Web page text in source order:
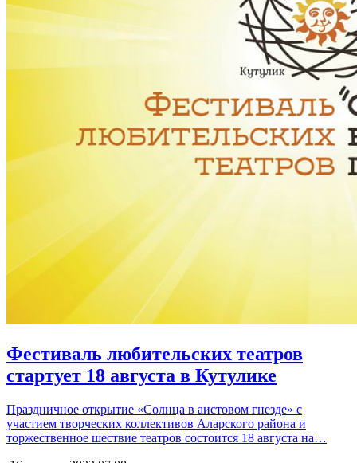
Фестиваль любительских театров
стартует 18 августа в Кутулике
Праздничное открытие «Солнца в аистовом гнезде» с
участием творческих коллективов Аларского района и
торжественное шествие театров состоится 18 августа на…